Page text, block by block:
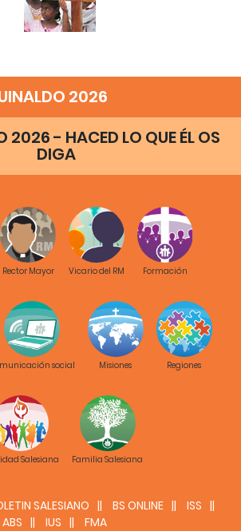
2026
2026 - HACED LO QUE ÉL OS
DIGA
Rector Mayor Vicario del RM Formación
social Misiones Regiones
Salesiana Familia Salesiana
SALESIANO BS ONLINE
ISS
ABS
IUS FMA